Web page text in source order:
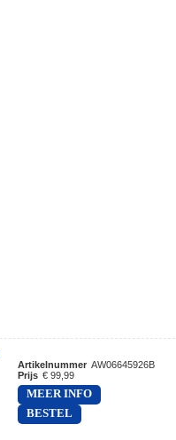
Artikelnummer AW06645926B
Prijs € 99,99
MEER INFO
BESTEL